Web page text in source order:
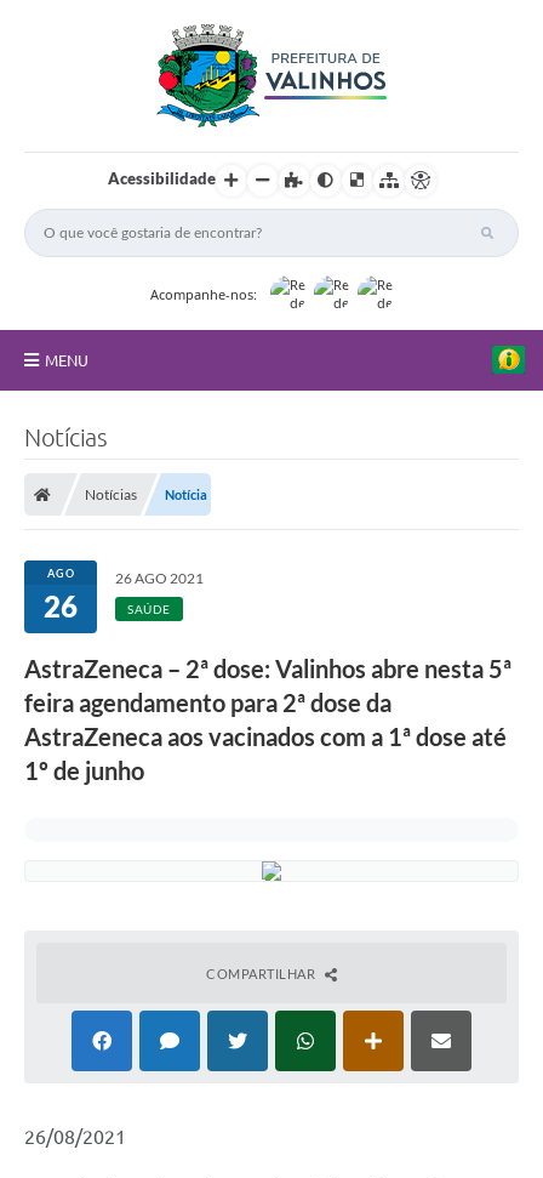
Acessibilidade
Acompanhe-nos:
MENU
Secretarias
Atos Oficiais
Transparência
Programa Famílias Fortes
Procuradoria do Município de Valinhos
Audiências Públicas
Carta de Serviços
Notícias
Notícias Notícia
AGO
26
26 AGO 2021
SAÚDE
AstraZeneca – 2ª dose: Valinhos abre nesta 5ª
feira agendamento para 2ª dose da
AstraZeneca aos vacinados com a 1ª dose até
1º de junho
COMPARTILHAR
26/08/2021